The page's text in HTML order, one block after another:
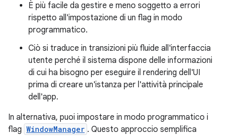
È più facile da gestire e meno soggetto a errori
rispetto all'impostazione di un flag in modo
programmatico.
Ciò si traduce in transizioni più fluide all'interfaccia
utente perché il sistema dispone delle informazioni
di cui ha bisogno per eseguire il rendering dell'UI
prima di creare un'istanza per l'attività principale
dell'app.
In alternativa, puoi impostare in modo programmatico i
flag WindowManager . Questo approccio semplifica